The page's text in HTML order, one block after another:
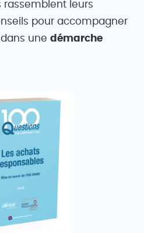
rassemblent leurs
pour accompagner
dans unedémarche